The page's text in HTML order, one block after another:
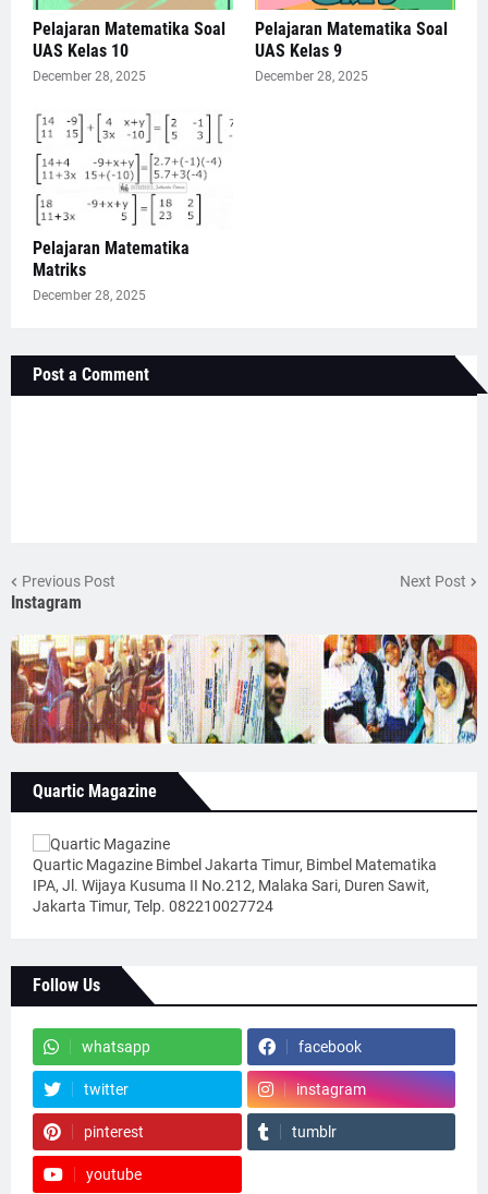
Pelajaran Matematika Soal
UAS Kelas 10
December 28, 2025
Pelajaran Matematika Soal
UAS Kelas 9
December 28, 2025
Pelajaran Matematika
Matriks
December 28, 2025
Post a Comment
Previous Post Next Post
Instagram
Quartic Magazine
Quartic Magazine Bimbel Jakarta Timur, Bimbel Matematika
IPA, Jl. Wijaya Kusuma II No.212, Malaka Sari, Duren Sawit,
Jakarta Timur, Telp. 082210027724
Follow Us
whatsapp facebook
twitter instagram
pinterest tumblr
youtube